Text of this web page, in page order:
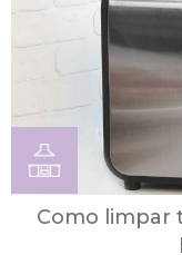
Como limpar